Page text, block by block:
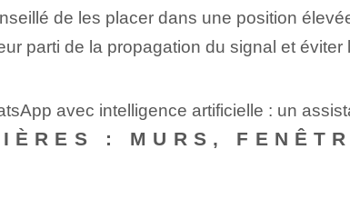
de les placer dans une position
parti de la propagation du signal et éviter
avec intelligence artificielle : un
: MURS,